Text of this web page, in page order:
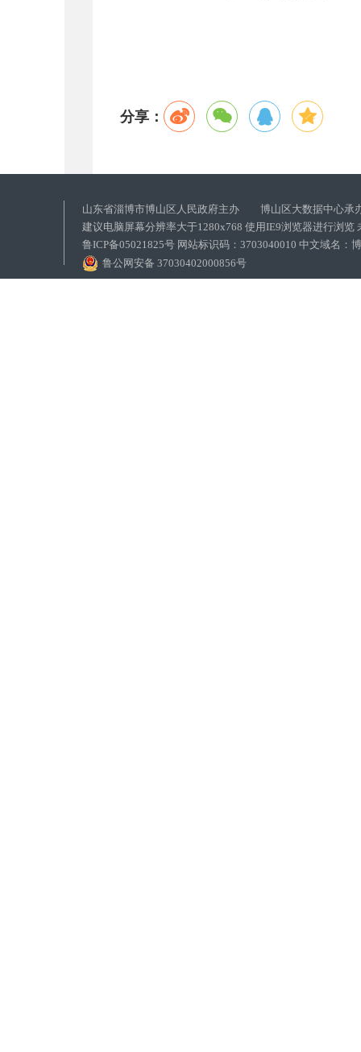
分享：
山东省淄博市博山区人民政府主办 博山区大数据中心承
建议电脑屏幕分辨率大于1280x768 使用IE9浏览器进行浏览
鲁ICP备05021825号 网站标识码：3703040010 中文域名：
鲁公网安备 37030402000856号